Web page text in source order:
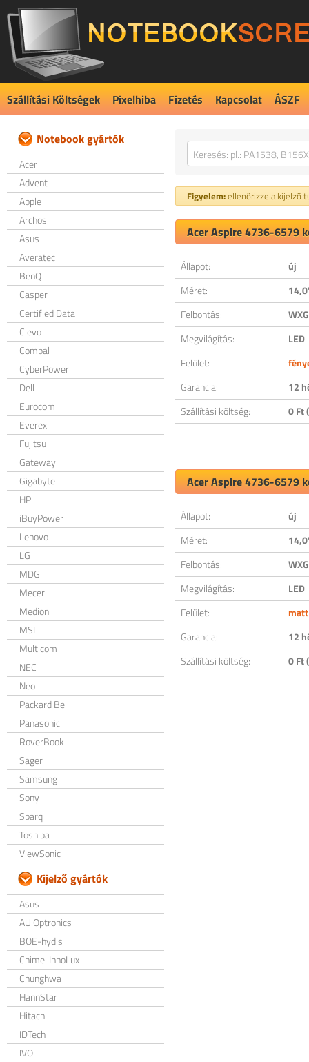
Szállítási Költségek Pixelhiba Fizetés Kapcsolat ÁSZF
Notebook gyártók
Acer
Advent
Apple
Archos
Asus
Averatec
BenQ
Casper
Certified Data
Clevo
Compal
CyberPower
Dell
Eurocom
Everex
Fujitsu
Gateway
Gigabyte
HP
iBuyPower
Lenovo
LG
MDG
Mecer
Medion
MSI
Multicom
NEC
Neo
Packard Bell
Panasonic
RoverBook
Sager
Samsung
Sony
Sparq
Toshiba
ViewSonic
Kijelző gyártók
Asus
AU Optronics
BOE-hydis
Chimei InnoLux
Chunghwa
HannStar
Hitachi
IDTech
IVO
Figyelem:ellenőrizze a kijelző
Acer Aspire 4736-6579
Állapot:
új
Méret:
Felbontás:
Megvilágítás:
LED
Felület:
Garancia:
12
Szállítási költség:
0 Ft
Acer Aspire 4736-6579
Állapot:
új
Méret:
Felbontás:
Megvilágítás:
LED
Felület:
matt
Garancia:
12
Szállítási költség:
0 Ft